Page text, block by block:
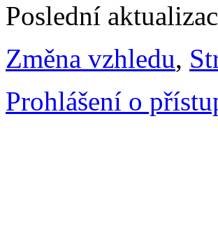
Poslední
Změna vzhledu,
Prohlášení o